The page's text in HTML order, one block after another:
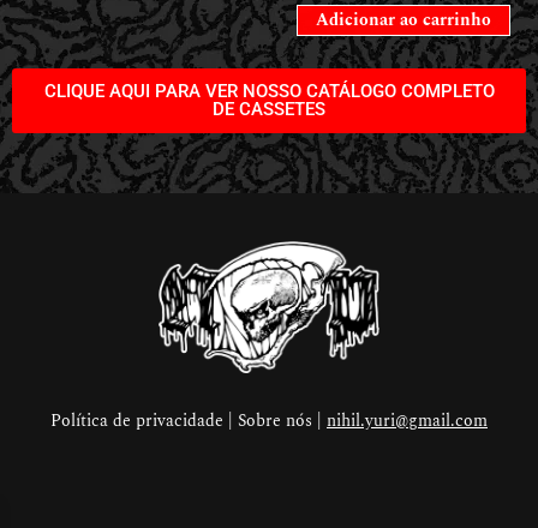
Adicionar ao carrinho
CLIQUE AQUI PARA VER NOSSO CATÁLOGO COMPLETO
DE CASSETES
Política de privacidade | Sobre nós | nihil.yuri@gmail.com